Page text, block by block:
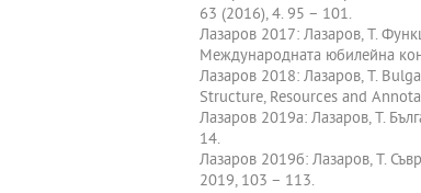
63 (2016), 4. 95 – 101.
Лазаров 2017: Лазаров, Т.
Международната юбилейна
Лазаров 2018: Лазаров, Т.
Structure, Resources and
Лазаров 2019а: Лазаров, Т.
14.
Лазаров 2019б: Лазаров, Т.
2019, 103 – 113.